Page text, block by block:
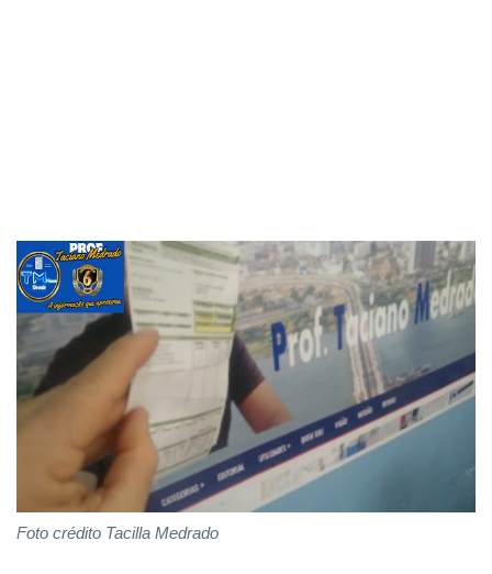
Foto crédito Tacilla Medrado